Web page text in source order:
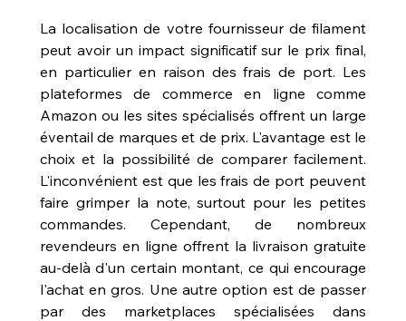
La localisation de votre fournisseur de filament
peut avoir un impact significatif sur le prix final,
en particulier en raison des frais de port. Les
plateformes de commerce en ligne comme
Amazon ou les sites spécialisés offrent un large
éventail de marques et de prix. L'avantage est le
choix et la possibilité de comparer facilement.
L'inconvénient est que les frais de port peuvent
faire grimper la note, surtout pour les petites
commandes. Cependant, de nombreux
revendeurs en ligne offrent la livraison gratuite
au-delà d'un certain montant, ce qui encourage
l'achat en gros. Une autre option est de passer
par des marketplaces spécialisées dans